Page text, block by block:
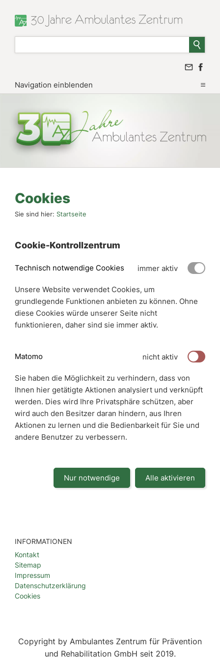
Navigation einblenden
Cookies
Sie sind hier: Startseite
Cookie-Kontrollzentrum
Technisch notwendige Cookies immer aktiv
Unsere Website verwendet Cookies, um
grundlegende Funktionen anbieten zu können. Ohne
diese Cookies würde unserer Seite nicht
funktionieren, daher sind sie immer aktiv.
Matomo nicht aktiv
Sie haben die Möglichkeit zu verhindern, dass von
Ihnen hier getätigte Aktionen analysiert und verknüpft
werden. Dies wird Ihre Privatsphäre schützen, aber
wird auch den Besitzer daran hindern, aus Ihren
Aktionen zu lernen und die Bedienbarkeit für Sie und
andere Benutzer zu verbessern.
Nur notwendige Alle aktivieren
INFORMATIONEN
Kontakt
Sitemap
Impressum
Datenschutzerklärung
Cookies
Copyright by Ambulantes Zentrum für Prävention
und Rehabilitation GmbH seit 2019.